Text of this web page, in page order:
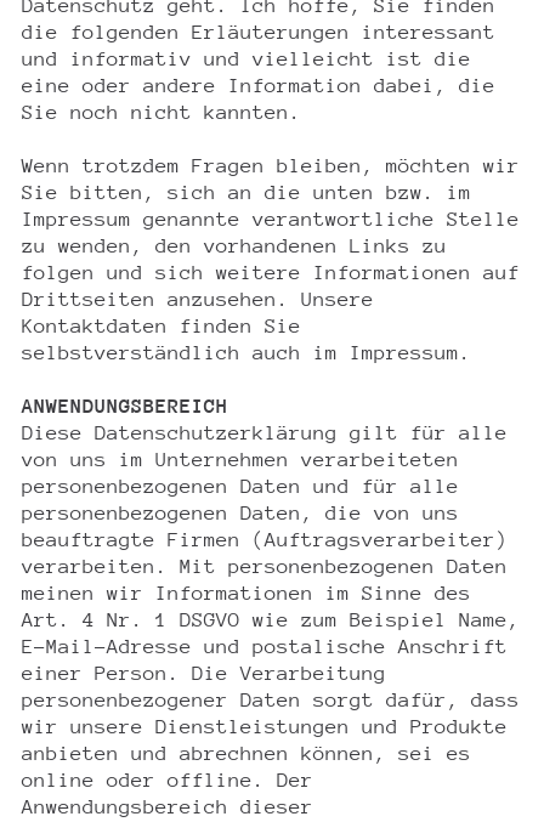
Datenschutz geht. Ich hoffe, Sie finden
die folgenden Erläuterungen interessant
und informativ und vielleicht ist die
eine oder andere Information dabei, die
Sie noch nicht kannten.
Wenn trotzdem Fragen bleiben, möchten wir
Sie bitten, sich an die unten bzw. im
Impressum genannte verantwortliche Stelle
zu wenden, den vorhandenen Links zu
folgen und sich weitere Informationen auf
Drittseiten anzusehen. Unsere
Kontaktdaten finden Sie
selbstverständlich auch im Impressum.
ANWENDUNGSBEREICH
Diese Datenschutzerklärung gilt für alle
von uns im Unternehmen verarbeiteten
personenbezogenen Daten und für alle
personenbezogenen Daten, die von uns
beauftragte Firmen (Auftragsverarbeiter)
verarbeiten. Mit personenbezogenen Daten
meinen wir Informationen im Sinne des
Art. 4 Nr. 1 DSGVO wie zum Beispiel Name,
E-Mail-Adresse und postalische Anschrift
einer Person. Die Verarbeitung
personenbezogener Daten sorgt dafür, dass
wir unsere Dienstleistungen und Produkte
anbieten und abrechnen können, sei es
online oder offline. Der
Anwendungsbereich dieser